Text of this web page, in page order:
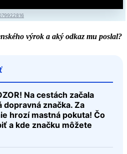
výrok a aký odkaz mu poslal?
Na cestách začala
dopravná značka. Za
hrozí mastná pokuta! Čo
a kde značku môžete